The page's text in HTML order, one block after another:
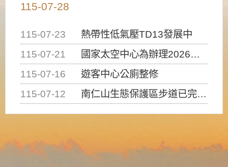
115-07-28
115-07-23
熱帶性低氣壓TD13發展中
115-07-21
國家太空中心為辦理2026台灣盃火箭競賽，陸、海、空域警戒及協調相關事宜，因颱風備案事宜
115-07-16
遊客中心公廁整修
115-07-12
南仁山生態保護區步道已完成修復，自115年7月13日（星期一）起恢復開放入園，歡迎民眾依規定申請入園....